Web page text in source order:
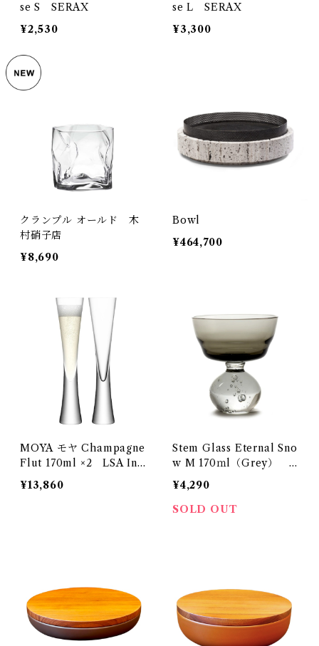
se S SERAX
¥2,530
se L SERAX
¥3,300
クランプル オールド 木
村硝子店
¥8,690
Bowl
¥464,700
MOYA モヤ Champagne
Flut 170ml ×2 LSA Int
ernational
¥13,860
Stem Glass Eternal Sno
w M 170ｍl（Grey） S
ERAX
¥4,290
SOLD OUT